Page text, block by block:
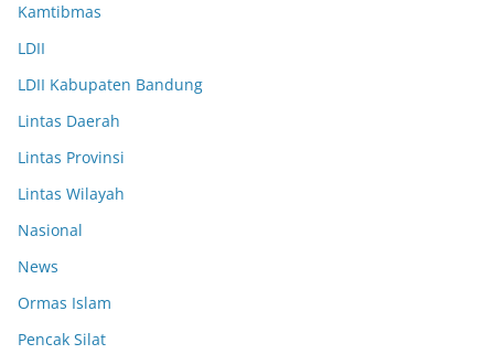
Kamtibmas
LDII
LDII Kabupaten Bandung
Lintas Daerah
Lintas Provinsi
Lintas Wilayah
Nasional
News
Ormas Islam
Pencak Silat